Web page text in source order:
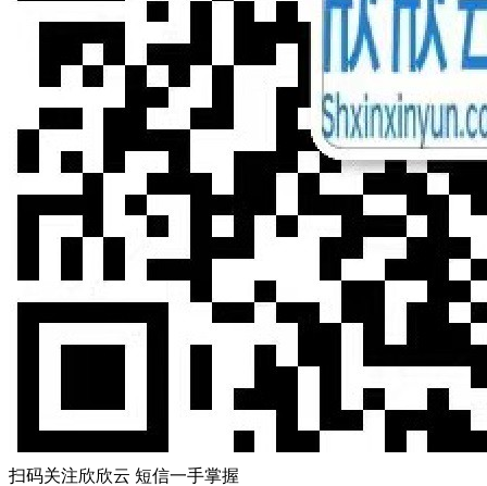
扫码关注欣欣云 短信一手掌握